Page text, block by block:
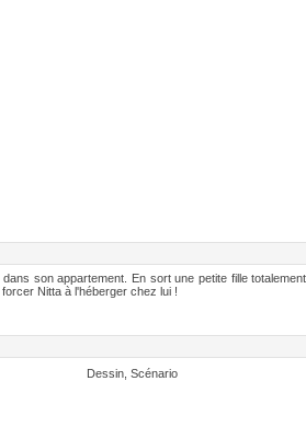
son appartement. En sort une petite fille
Nitta à l'héberger chez lui !
Dessin, Scénario